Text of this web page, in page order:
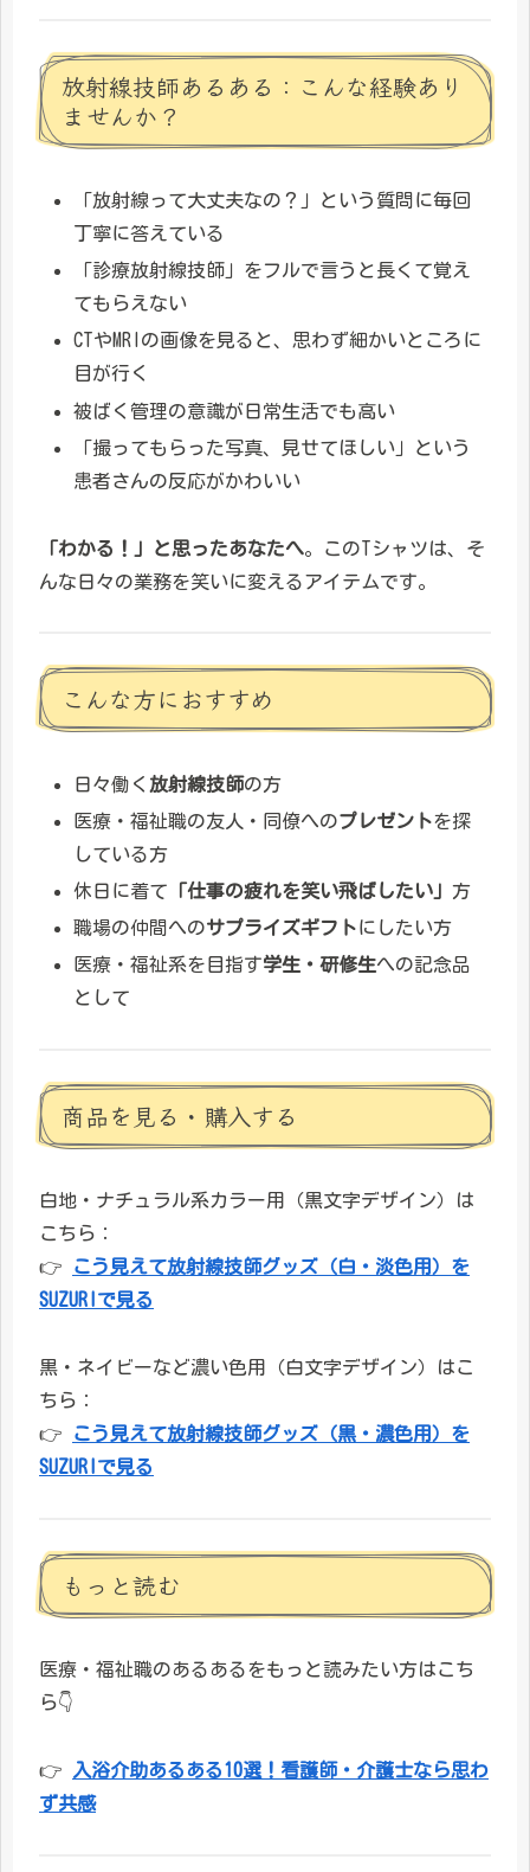
放射線技師あるある：こんな経験あり
ませんか？
「放射線って大丈夫なの？」という質問に毎回
丁寧に答えている
「診療放射線技師」をフルで言うと長くて覚え
てもらえない
CTやMRIの画像を見ると、思わず細かいところに
目が行く
被ばく管理の意識が日常生活でも高い
「撮ってもらった写真、見せてほしい」という
患者さんの反応がかわいい
「わかる！」と思ったあなたへ。このTシャツは、そ
んな日々の業務を笑いに変えるアイテムです。
こんな方におすすめ
日々働く 放射線技師の方
医療・福祉職の友人・同僚へのプレゼントを探
している方
休日に着て 「仕事の疲れを笑い飛ばしたい」方
職場の仲間へのサプライズギフトにしたい方
医療・福祉系を目指す学生・研修生への記念品
として
商品を見る・購入する
白地・ナチュラル系カラー用（黒文字デザイン）は
こちら：
👉
こう見えて放射線技師グッズ（白・淡色用）を
SUZURIで見る
黒・ネイビーなど濃い色用（白文字デザイン）はこ
ちら：
👉
こう見えて放射線技師グッズ（黒・濃色用）を
SUZURIで見る
もっと読む
医療・福祉職のあるあるをもっと読みたい方はこち
ら👇
👉
入浴介助あるある10選！看護師・介護士なら思わ
ず共感